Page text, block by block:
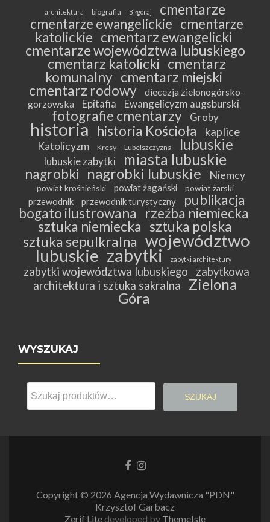
architektura biografia Biłgoraj
cmentarze
cmentarze ewangelickie cmentarze
katolickie cmentarz ewangelicki
cmentarze województwa lubuskiego
cmentarz katolicki cmentarz
komunalny cmentarz miejski
cmentarz rodowy
diecezja zielonogórsko-
gorzowska
Epitafia Ewangelicyzm augsburski
fotografie cmentarzy Groby
historia historia Kościoła kaplice
Katolicyzm Kresy Lubelszczyzna lubuskie
lubuskie zabytki miasta lubuskie
nagrobki nagrobki lubuskie Niemcy
powiat krośnieński powiat żagański powiat żarski
przewodnik przewodnik turystyczny
publikacja
bogato ilustrowana
rzeźba niemiecka
sztuka niemiecka sztuka polska
sztuka sepulkralna województwo
lubuskie zabytki zabytki architektury
zabytki województwa lubuskiego
zabytkowa
architektura i sztuka sakralna
Zielona
Góra
WYSZUKAJ
Szukaj:
SZUKAJ
LinkLink
Copyright © 2026 Agencja Wydawnicza "PDN"
Krzysztof Garbacz
Zerif Lite developed by ThemeIsle